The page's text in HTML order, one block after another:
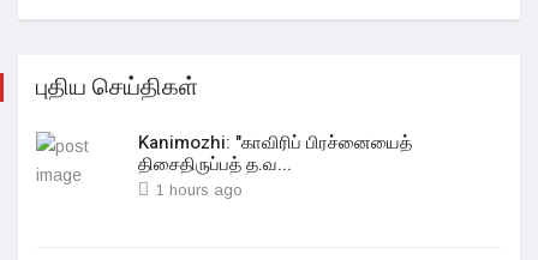
புதிய செய்திகள்
Kanimozhi: "காவிரிப் பிரச்னையைத்
திசைதிருப்பத் த.வ...
1 hours ago